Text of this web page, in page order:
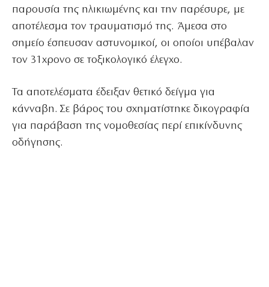
παρουσία της ηλικιωμένης και την παρέσυρε, με
αποτέλεσμα τον τραυματισμό της. Άμεσα στο
σημείο έσπευσαν αστυνομικοί, οι οποίοι υπέβαλαν
τον 31χρονο σε τοξικολογικό έλεγχο.
Τα αποτελέσματα έδειξαν θετικό δείγμα για
κάνναβη. Σε βάρος του σχηματίστηκε δικογραφία
για παράβαση της νομοθεσίας περί επικίνδυνης
οδήγησης.